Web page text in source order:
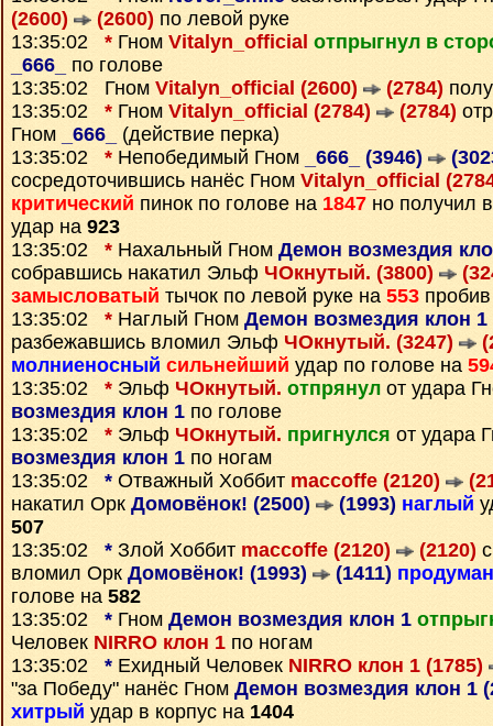
(2600)
(2600) по левой руке
13:35:02 * Гном Vitalyn_official отпрыгнул в
_666_
по голове
13:35:02 Гном Vitalyn_official (2600) (2784)
13:35:02 * Гном Vitalyn_official (2784) (2784)
Гном
_666_
(действие перка)
13:35:02 * Непобедимый Гном _666_ (3946)
сосредоточившись нанёс Гном Vitalyn_official
критический пинок по голове на 1847 но получил
удар на 923
13:35:02 * Нахальный Гном Демон возмездия
собравшись накатил Эльф ЧОкнутый. (3800)
замысловатый тычок по левой руке на 553
13:35:02 * Наглый Гном Демон возмездия клон 1
разбежавшись вломил Эльф ЧОкнутый. (3247)
молниеносный сильнейший удар по голове на
13:35:02 * Эльф ЧОкнутый. отпрянул от удара
возмездия клон 1 по голове
13:35:02 * Эльф ЧОкнутый. пригнулся от удара
возмездия клон 1 по ногам
13:35:02 * Отважный Хоббит maccoffe (2120)
накатил Орк Домовёнок! (2500) (1993) наглый
507
13:35:02 * Злой Хоббит maccoffe (2120) (2120)
вломил Орк Домовёнок! (1993) (1411)
голове на 582
13:35:02 * Гном Демон возмездия клон 1
Человек NIRRO клон 1 по ногам
13:35:02 * Ехидный Человек NIRRO клон 1 (1785)
"за Победу" нанёс Гном Демон возмездия клон 1
хитрый удар в корпус на 1404